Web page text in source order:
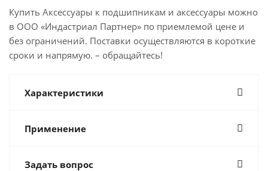
Купить Аксессуары к подшипникам и аксессуары можно
в ООО «Индастриал Партнер» по приемлемой цене и
без ограничений. Поставки осуществляются в короткие
сроки и напрямую. – обращайтесь!
Характеристики
Применение
Задать вопрос